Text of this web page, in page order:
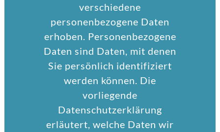
verschiedene
personenbezogene Daten
erhoben. Personenbezogene
Daten sind Daten, mit denen
Sie persönlich identifiziert
werden können. Die
vorliegende
Datenschutzerklärung
erläutert, welche Daten wir